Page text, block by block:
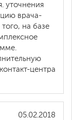
уточнения
врача-
на базе
центра
05.02.2018